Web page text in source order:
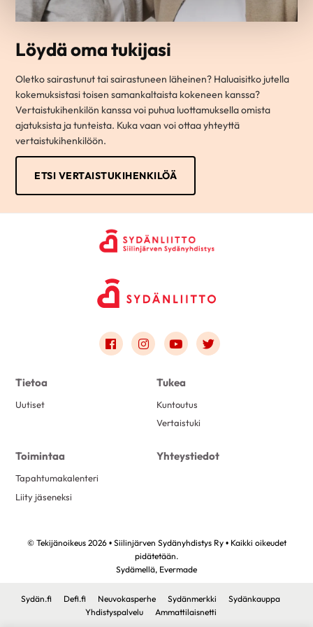
Löydä oma tukijasi
Oletko sairastunut tai sairastuneen läheinen? Haluaisitko jutella
kokemuksistasi toisen samankaltaista kokeneen kanssa?
Vertaistukihenkilön kanssa voi puhua luottamuksella omista
ajatuksista ja tunteista. Kuka vaan voi ottaa yhteyttä
vertaistukihenkilöön.
ETSI VERTAISTUKIHENKILÖÄ
Link to facebook
Link to instagram
Link to youtube
Link to twitter
Tietoa
Uutiset
Tukea
Kuntoutus
Vertaistuki
Toimintaa
Tapahtumakalenteri
Liity jäseneksi
Yhteystiedot
© Tekijänoikeus 2026 • Siilinjärven Sydänyhdistys Ry • Kaikki oikeudet
pidätetään.
Sydämellä, Evermade
Sydän.fi Defi.fi Neuvokasperhe Sydänmerkki
Sydänkauppa
Yhdistyspalvelu
Ammattilaisnetti